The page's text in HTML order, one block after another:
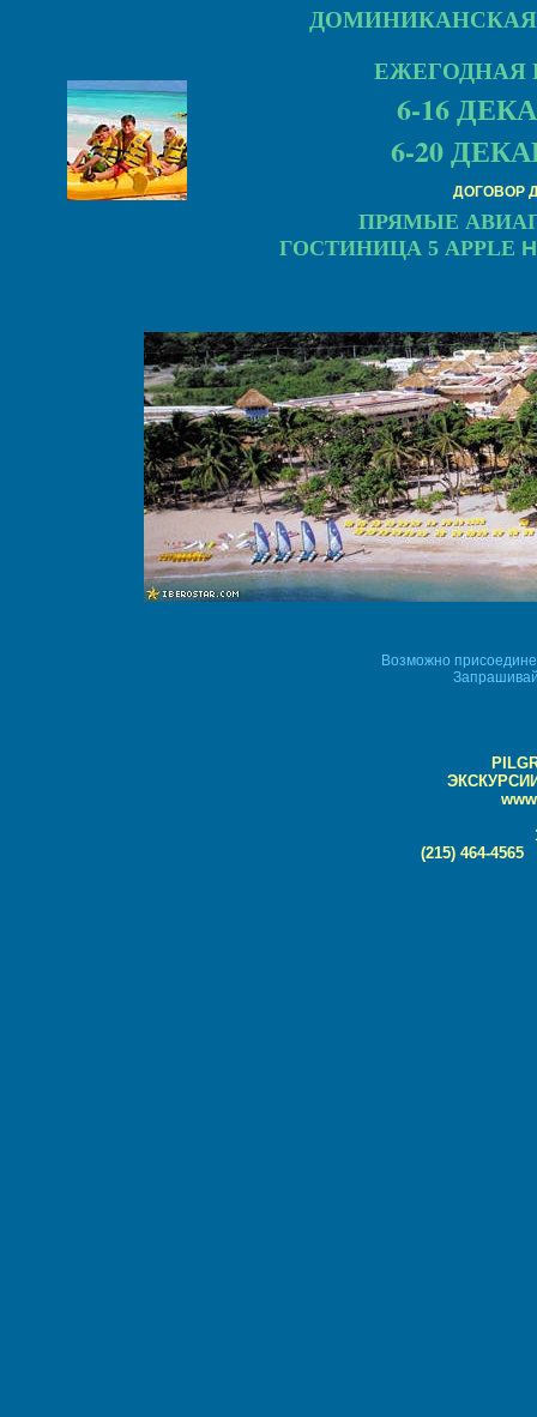
ЕЖЕГОДНАЯ
6-16
6-20
ДОГОВОР
ПРЯМЫЕ
ГОСТИНИЦА 5 APPLE
Возможно
(215) 464-4565